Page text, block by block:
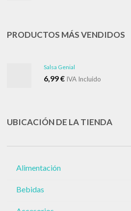
PRODUCTOS MÁS VENDIDOS
Salsa Genial
6,99€ IVA Incluido
UBICACIÓN DE LA TIENDA
Alimentación
Bebidas